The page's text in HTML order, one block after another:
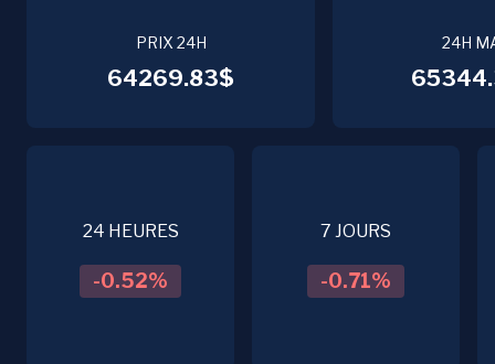
PRIX 24H
64269.83$
24H
24 HEURES
-0.52%
7 JOURS
-0.71%